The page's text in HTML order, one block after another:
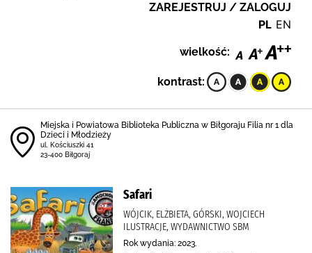
ZAREJESTRUJ / ZALOGUJ
PL EN
wielkość:
kontrast:
Miejska i Powiatowa Biblioteka Publiczna w Biłgoraju Filia nr 1 dla
Dzieci i Młodzieży
ul. Kościuszki 41
23-400 Biłgoraj
Safari
WÓJCIK, ELŻBIETA, GÓRSKI, WOJCIECH
ILUSTRACJE, WYDAWNICTWO SBM
Rok wydania: 2023.